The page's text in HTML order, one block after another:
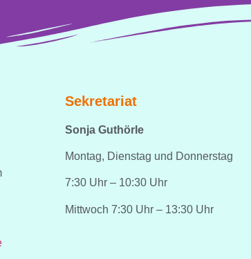
Sekretariat
Sonja Guthörle
Montag, Dienstag und Donnerstag
7:30 Uhr – 10:30 Uhr
Mittwoch 7:30 Uhr – 13:30 Uhr